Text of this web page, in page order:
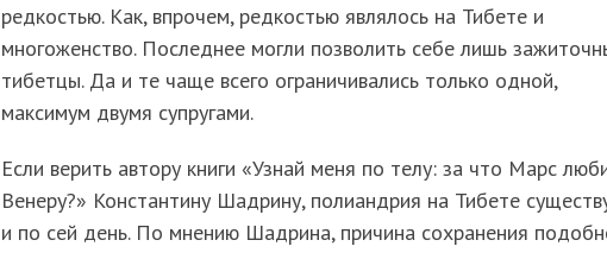
редкостью. Как, впрочем, редкостью являлось на Тибете и
многоженство. Последнее могли позволить себе лишь
тибетцы. Да и те чаще всего ограничивались только одной,
максимум двумя супругами.
Если верить автору книги «Узнай меня по телу: за что Марс
Венеру?» Константину Шадрину, полиандрия на Тибете
и по сей день. По мнению Шадрина, причина сохранения